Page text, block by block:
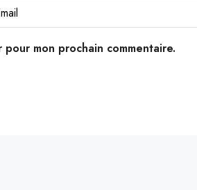
mon prochain commentaire.